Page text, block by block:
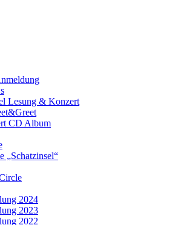
Lesung & Konzert
CD Album
„Schatzinsel“
2024
2023
2022